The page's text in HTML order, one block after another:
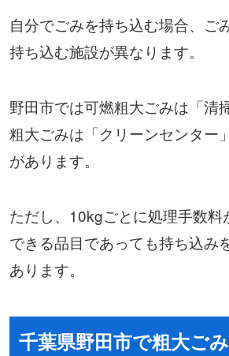
自分でごみを持ち込む場合、ご
持ち込む施設が異なります。
野田市では可燃粗大ごみは「清
粗大ごみは「クリーンセンター
があります。
ただし、10kgごとに処理手数料
できる品目であっても持ち込み
あります。
千葉県野田市で粗大ご